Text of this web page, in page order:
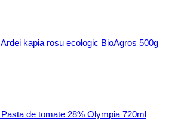
Ardei kapia rosu ecologic BioAgros 500g
Pasta de tomate 28% Olympia 720ml